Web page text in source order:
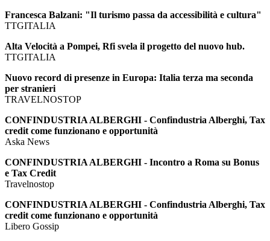
Francesca Balzani: "Il turismo passa da accessibilità e cultura"
TTGITALIA
Alta Velocità a Pompei, Rfi svela il progetto del nuovo hub.
TTGITALIA
Nuovo record di presenze in Europa: Italia terza ma seconda
per stranieri
TRAVELNOSTOP
CONFINDUSTRIA ALBERGHI - Confindustria Alberghi, Tax
credit come funzionano e opportunità
Aska News
CONFINDUSTRIA ALBERGHI - Incontro a Roma su Bonus
e Tax Credit
Travelnostop
CONFINDUSTRIA ALBERGHI - Confindustria Alberghi, Tax
credit come funzionano e opportunità
Libero Gossip